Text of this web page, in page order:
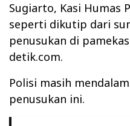
Sugiarto, Kasi Humas
seperti dikutip dari
penusukan di
detik.com.
Polisi masih
penusukan ini.